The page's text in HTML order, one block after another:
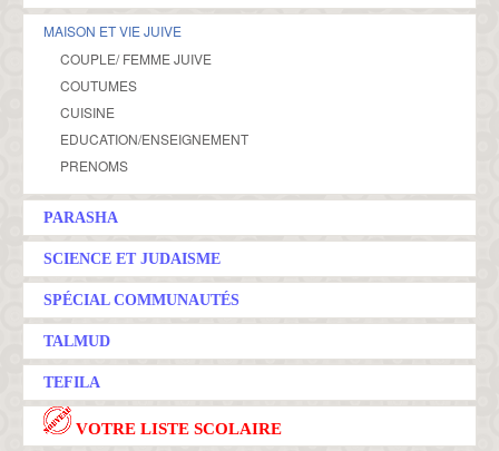
MAISON ET VIE JUIVE
COUPLE/ FEMME JUIVE
COUTUMES
CUISINE
EDUCATION/ENSEIGNEMENT
PRENOMS
PARASHA
SCIENCE ET JUDAISME
SPÉCIAL COMMUNAUTÉS
TALMUD
TEFILA
VOTRE LISTE SCOLAIRE